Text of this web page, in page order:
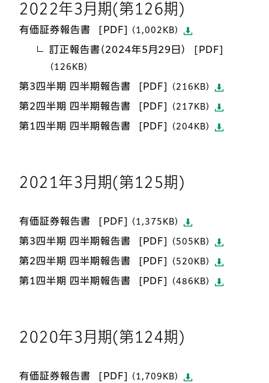
2022年3月期(第126期)
有価証券報告書 （1,002KB）
訂正報告書（2024年5月29日）
（126KB）
第3四半期 四半期報告書 （216KB）
第2四半期 四半期報告書 （217KB）
第1四半期 四半期報告書 （204KB）
2021年3月期(第125期)
有価証券報告書 （1,375KB）
第3四半期 四半期報告書 （505KB）
第2四半期 四半期報告書 （520KB）
第1四半期 四半期報告書 （486KB）
2020年3月期(第124期)
有価証券報告書 （1,709KB）